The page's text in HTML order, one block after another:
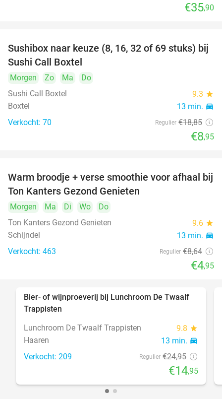
€35,90
53%
Sushibox naar keuze (8, 16, 32 of 69 stuks) bij
Sushi Call Boxtel
Morgen Zo Ma
Do
Sushi Call Boxtel
9.3 star
Boxtel 13 min. directions_car
Verkocht: 70 Regulier €18,85
€8,95
43%
Warm broodje + verse smoothie voor afhaal bij
Ton Kanters Gezond Genieten
Morgen Ma Di Wo
Do
Ton Kanters Gezond Genieten
9.6 star
Schijndel 13 min. directions_car
Verkocht: 463 Regulier €8,64
€4,95
40%
Bier- of wijnproeverij bij Lunchroom De Twaalf
Trappisten
Lunchroom De Twaalf Trappisten
9.8 star
Haaren 13 min. directions_car
Verkocht: 209 Regulier €24,95
€14,95